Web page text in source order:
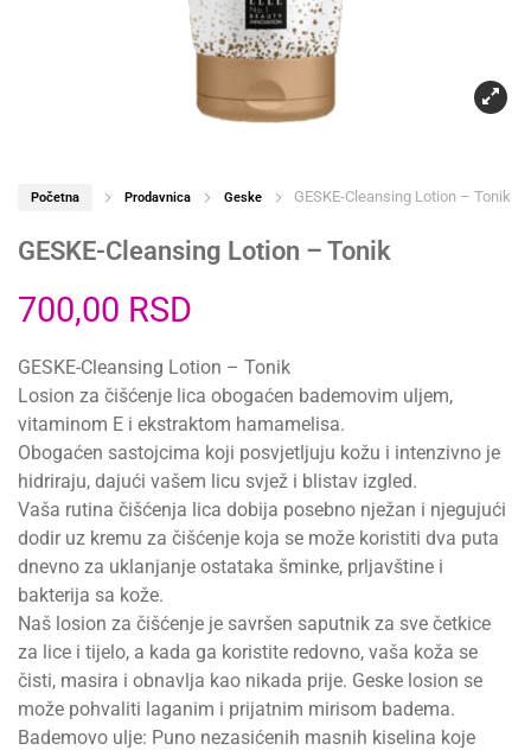
Početna Prodavnica Geske GESKE-Cleansing Lotion – Tonik
GESKE-Cleansing Lotion – Tonik
700,00 RSD
GESKE-Cleansing Lotion – Tonik
Losion za čišćenje lica obogaćen bademovim uljem,
vitaminom E i ekstraktom hamamelisa.
Obogaćen sastojcima koji posvjetljuju kožu i intenzivno je
hidriraju, dajući vašem licu svjež i blistav izgled.
Vaša rutina čišćenja lica dobija posebno nježan i njegujući
dodir uz kremu za čišćenje koja se može koristiti dva puta
dnevno za uklanjanje ostataka šminke, prljavštine i
bakterija sa kože.
Naš losion za čišćenje je savršen saputnik za sve četkice
za lice i tijelo, a kada ga koristite redovno, vaša koža se
čisti, masira i obnavlja kao nikada prije. Geske losion se
može pohvaliti laganim i prijatnim mirisom badema.
Bademovo ulje: Puno nezasićenih masnih kiselina koje